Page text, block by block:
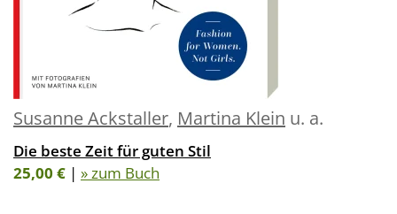
Susanne Ackstaller, Martina Klein u. a.
Die beste Zeit für guten Stil
25,00 € | » zum Buch